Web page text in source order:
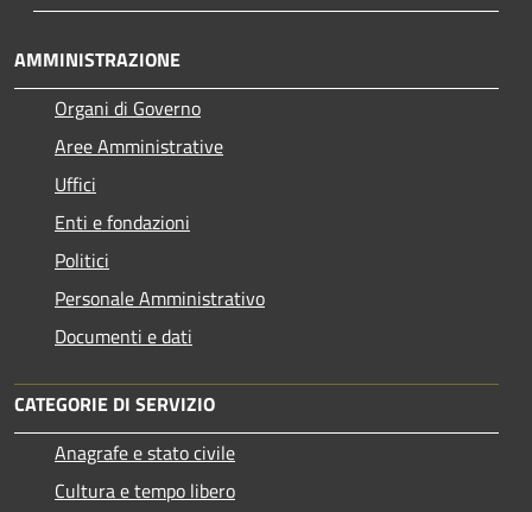
AMMINISTRAZIONE
Organi di Governo
Aree Amministrative
Uffici
Enti e fondazioni
Politici
Personale Amministrativo
Documenti e dati
CATEGORIE DI SERVIZIO
Anagrafe e stato civile
Cultura e tempo libero